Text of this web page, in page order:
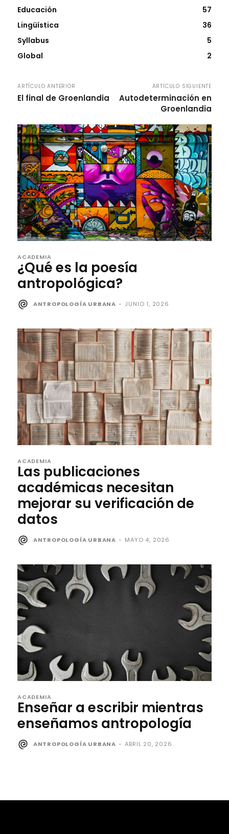
Educación
57
Lingüística
36
Syllabus
5
Global
2
ARTÍCULO ANTERIOR
El final de Groenlandia
ARTÍCULO SIGUIENTE
Autodeterminación en
Groenlandia
ACADEMIA
¿Qué es la poesía
antropológica?
ANTROPOLOGÍA URBANA - JUNIO 1, 2026
ACADEMIA
Las publicaciones
académicas necesitan
mejorar su verificación de
datos
ANTROPOLOGÍA URBANA - MAYO 4, 2026
ACADEMIA
Enseñar a escribir mientras
enseñamos antropología
ANTROPOLOGÍA URBANA - ABRIL 20, 2026